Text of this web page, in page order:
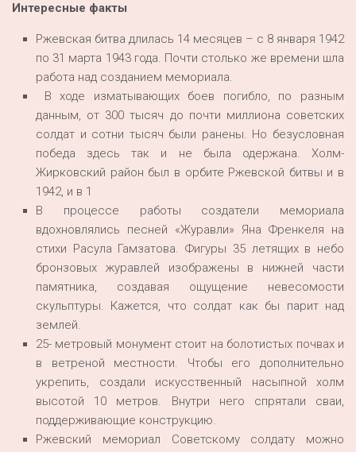
Интересные факты
Ржевская битва длилась 14 месяцев – с 8 января 1942
по 31 марта 1943 года. Почти столько же времени шла
работа над созданием мемориала.
В ходе изматывающих боев погибло, по разным
данным, от 300 тысяч до почти миллиона советских
солдат и сотни тысяч были ранены. Но безусловная
победа здесь так и не была одержана. Холм-
Жирковский район был в орбите Ржевской битвы и в
1942, и в 1
В процессе работы создатели мемориала
вдохновлялись песней «Журавли» Яна Френкеля на
стихи Расула Гамзатова. Фигуры 35 летящих в небо
бронзовых журавлей изображены в нижней части
памятника, создавая ощущение невесомости
скульптуры. Кажется, что солдат как бы парит над
землей.
25- метровый монумент стоит на болотистых почвах и
в ветреной местности. Чтобы его дополнительно
укрепить, создали искусственный насыпной холм
высотой 10 метров. Внутри него спрятали сваи,
поддерживающие конструкцию.
Ржевский мемориал Советскому солдату можно